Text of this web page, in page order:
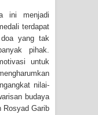
ini menjadi
terdapat
yang tak
pihak.
untuk
nilai-
budaya
Rosyad Garib